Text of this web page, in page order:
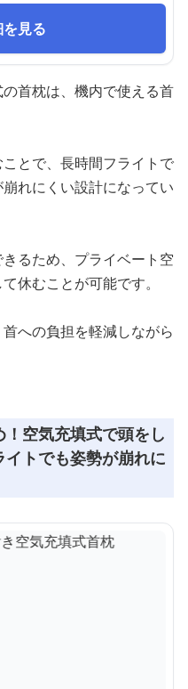
見る
首枕は、機内で使える首
とで、長時間フライトで
れにくい設計になってい
るため、プライベート空
休むことが可能です。
への負担を軽減しながら
空気充填式で頭をし
トでも姿勢が崩れに